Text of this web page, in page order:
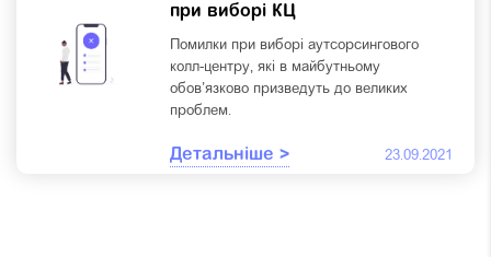
при виборі КЦ
Помилки при виборі аутсорсингового
колл-центру, які в майбутньому
обов’язково призведуть до великих
проблем.
Детальніше > 23.09.2021